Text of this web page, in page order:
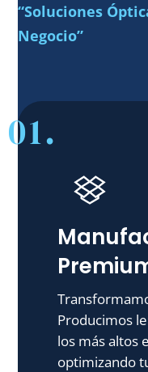
“Soluciones
Negocio”
01.
Producimos
los más altos
optimizando